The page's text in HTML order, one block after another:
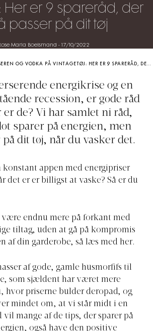
Her er 9 spareråd, der
passer på dit tøj
Maria Boelsmand - 17/10/2022
OG VODKA PÅ VINTAGETØJ: HER ER 9 SPARERÅD, DER OGSÅ PASSER PÅ DIT TØJ
energikrise og en
recession, er gode råd
de? Vi har samlet ni råd,
sparer på energien, men
på dit tøj, når du vasker det.
konstant appen med energipriser
det er er billigst at vaske? Så er du
endnu mere på forkant med
tiltag, uden at gå på kompromis
af din garderobe, så læs med her.
af gode, gamle husmorfifs til
som sjældent har været mere
hvor priserne bulder deropad, og
mindet om, at vi står midt i en
vil mange af de tips, der sparer på
også have den positive